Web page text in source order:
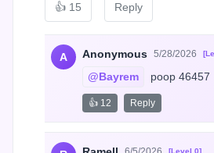
👍 15 Reply
A Anonymous 5/28/2026
@Bayrem poop 46457
👍 12 Reply
[Level 0]